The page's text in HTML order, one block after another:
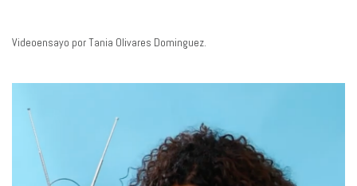
Videoensayo por Tania Olivares Dominguez.